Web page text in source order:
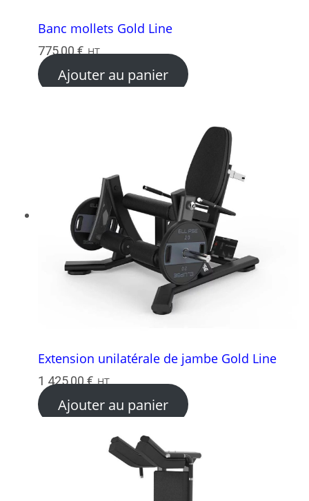
Banc mollets Gold Line
775,00€ HT
Ajouter au panier
Extension unilatérale de jambe Gold Line
1 425,00€ HT
Ajouter au panier